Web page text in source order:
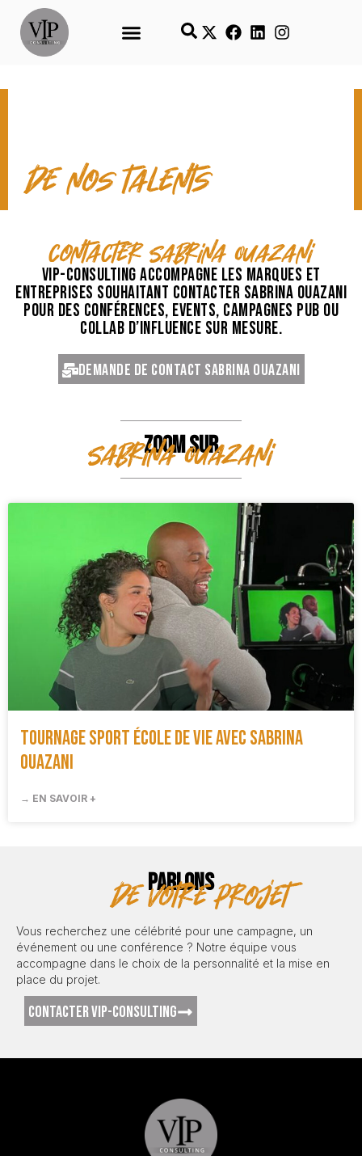
CONTACT & TEMPS FORTS
de nos talents
contacter Sabrina Ouazani
VIP-Consulting accompagne les marques et
entreprises souhaitant contacter Sabrina Ouazani
pour des conférences, events, campagnes pub ou
collab d’influence sur mesure.
Demande de contact Sabrina Ouazani
ZOOM SUR
Sabrina Ouazani
Tournage Sport École de Vie avec Sabrina
Ouazani
→ EN SAVOIR +
PARLONS
de votre projet
Vous recherchez une célébrité pour une campagne, un
événement ou une conférence ? Notre équipe vous
accompagne dans le choix de la personnalité et la mise en
place du projet.
CONTACTER VIP-CONSULTING